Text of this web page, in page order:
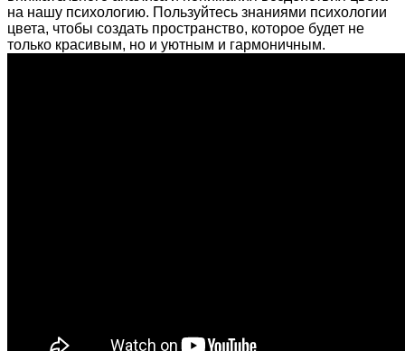
на нашу психологию. Пользуйтесь знаниями психологии
цвета, чтобы создать пространство, которое будет не
только красивым, но и уютным и гармоничным.